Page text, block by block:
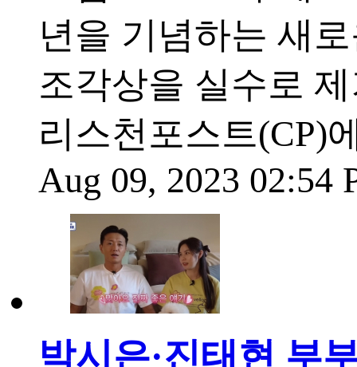
년을 기념하는 새
조각상을 실수로
리스천포스트(CP)
Aug 09, 2023 02:54
박시은·진태현 부